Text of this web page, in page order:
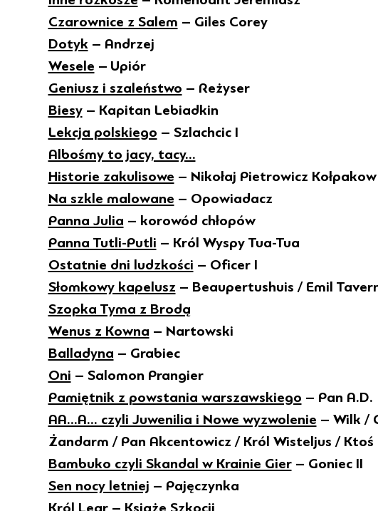
Czarownice z Salem – Giles Corey
Dotyk – Andrzej
Wesele – Upiór
Geniusz i szaleństwo – Reżyser
Biesy – Kapitan Lebiadkin
Lekcja polskiego – Szlachcic I
Albośmy to jacy, tacy...
Historie zakulisowe – Nikołaj Pietrowicz Kołpakow
Na szkle malowane – Opowiadacz
Panna Julia – korowód chłopów
Panna Tutli-Putli – Król Wyspy Tua-Tua
Ostatnie dni ludzkości – Oficer I
Słomkowy kapelusz – Beaupertushuis / Emil
Szopka Tyma z Brodą
Wenus z Kowna – Nartowski
Balladyna – Grabiec
Oni – Salomon Prangier
Pamiętnik z powstania warszawskiego – Pan A.D.
AA...A... czyli Juwenilia i Nowe wyzwolenie – Wilk /
Żandarm / Pan Akcentowicz / Król Wisteljus / Ktoś
Bambuko czyli Skandal w Krainie Gier – Goniec II
Sen nocy letniej – Pajęczynka
Król Lear – Książę Szkocji